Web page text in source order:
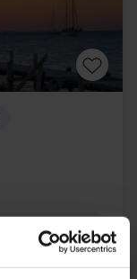
155,-